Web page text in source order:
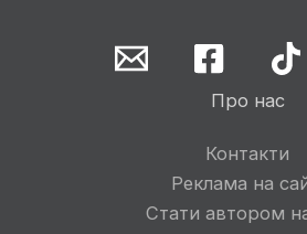
Про нас
Контакти
Реклама на
Стати автором